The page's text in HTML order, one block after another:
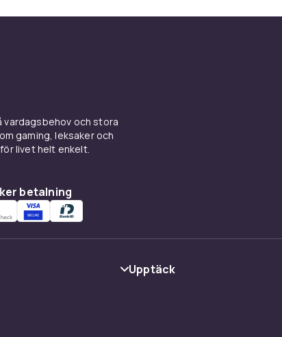
vardagsbehov och stora
gaming, leksaker och
livet helt enkelt.
betalning
Upptäck